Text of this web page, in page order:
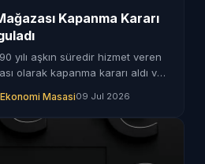
Kapanma Kararı
yılı aşkın süredir hizmet veren
olarak kapanma kararı aldı ve
Masasi09 Jul 2026